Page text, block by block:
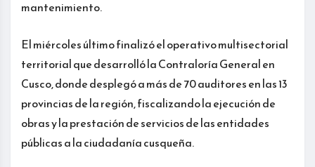
mantenimiento.
El miércoles último finalizó el operativo multisectorial
territorial que desarrolló la Contraloría General en
Cusco, donde desplegó a más de 70 auditores en las 13
provincias de la región, fiscalizando la ejecución de
obras y la prestación de servicios de las entidades
públicas a la ciudadanía cusqueña.